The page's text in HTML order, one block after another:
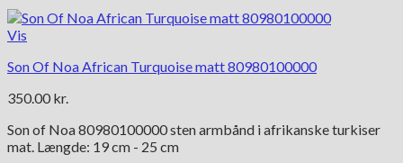
Vis
Son Of Noa African Turquoise matt 80980100000
350.00 kr.
Son of Noa 80980100000 sten armbånd i afrikanske turkiser
mat. Længde: 19 cm - 25 cm